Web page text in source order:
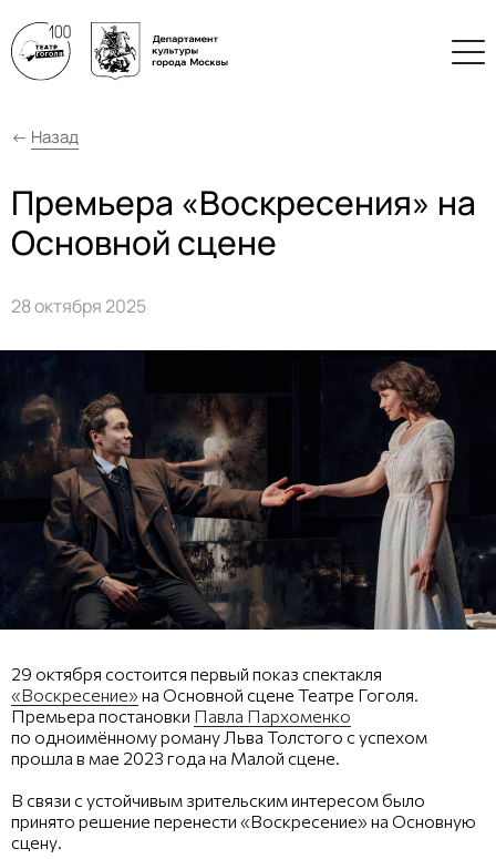
← Назад
Премьера «Воскресения» на
Основной сцене
28 октября 2025
29 октября состоится первый показ спектакля
«Воскресение» на Основной сцене Театре Гоголя.
Премьера постановки Павла Пархоменко
по одноимённому роману Льва Толстого с успехом
прошла в мае 2023 года на Малой сцене.
В связи с устойчивым зрительским интересом было
принято решение перенести «Воскресение» на Основную
сцену.